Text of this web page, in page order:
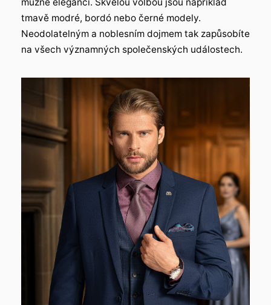
tmavě modré, bordó nebo černé modely.
Neodolatelným a noblesním dojmem tak zapůsobíte
na všech významných společenských událostech.